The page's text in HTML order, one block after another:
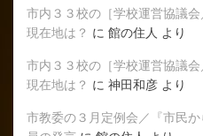
市内３３校の［学校運営協議
現在地は？ に 館の住人 より
市内３３校の［学校運営協議
現在地は？ に 神田和彦 より
市教委の３月定例会／『市民